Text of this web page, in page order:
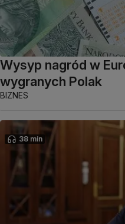
Wysyp nagród w
wygranych Polak
BIZNES
38 min